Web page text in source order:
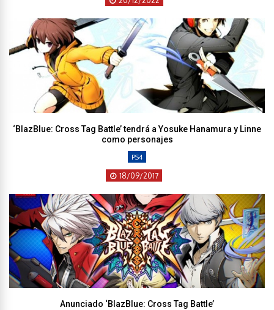
‘BlazBlue: Cross Tag Battle’ tendrá a Yosuke Hanamura y Linne
como personajes
PS4
18/09/2017
Anunciado ‘BlazBlue: Cross Tag Battle’